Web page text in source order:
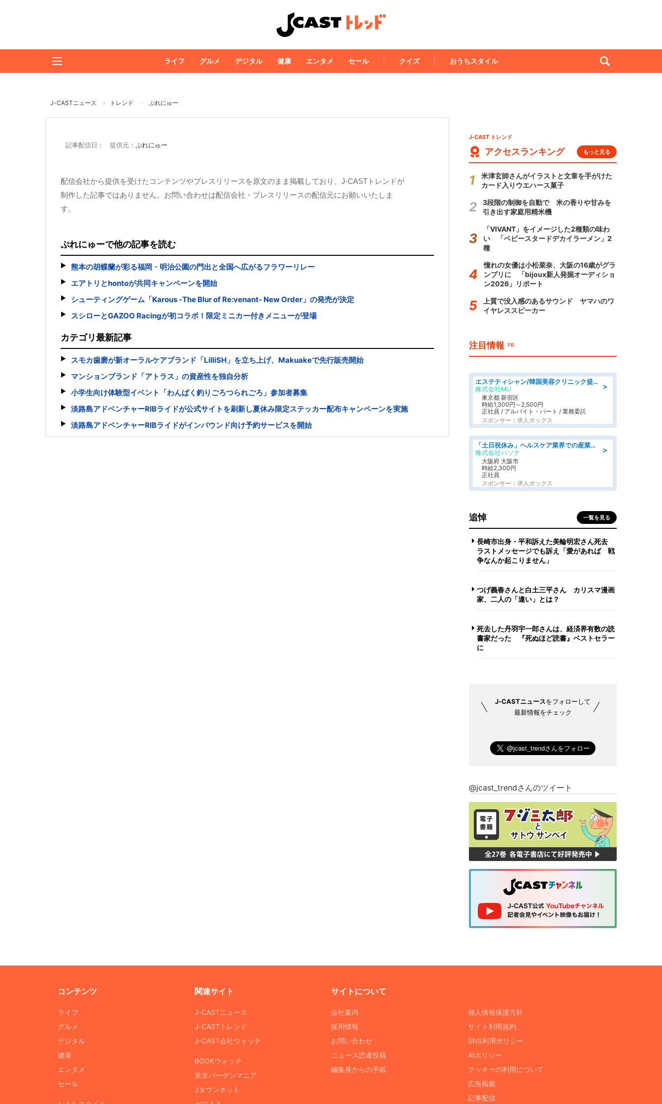
ライフ グルメ デジタル 健康 エンタメ セール クイズ おうちスタイル
J-CASTニュース トレンド ぷれにゅー
記事配信日： 提供元： ぷれにゅー
配信会社から提供を受けたコンテンツやプレスリリースを原文のまま掲載しており、J-CASTトレンドが
制作した記事ではありません。お問い合わせは配信会社・プレスリリースの配信元にお願いいたしま
す。
ぷれにゅーで他の記事を読む
熊本の胡蝶蘭が彩る福岡・明治公園の門出と全国へ広がるフラワーリレー
エアトリとhontoが共同キャンペーンを開始
シューティングゲーム「Karous -The Blur of Re:venant- New Order」の発売が決定
スシローとGAZOO Racingが初コラボ！限定ミニカー付きメニューが登場
カテゴリ最新記事
スモカ歯磨が新オーラルケアブランド「LilliSH」を立ち上げ、Makuakeで先行販売開始
マンションブランド「アトラス」の資産性を独自分析
小学生向け体験型イベント「わんぱく釣りごろつられごろ」参加者募集
淡路島アドベンチャーRIBライドが公式サイトを刷新し夏休み限定ステッカー配布キャンペーンを実施
淡路島アドベンチャーRIBライドがインバウンド向け予約サービスを開始
J-CAST トレンド
アクセスランキング もっと見る
米津玄師さんがイラストと文章を手がけた
カード入りウエハース菓子
3段階の制御を自動で 米の香りや甘みを
引き出す家庭用精米機
「VIVANT」をイメージした2種類の味わ
い 「ベビースタードデカイラーメン」2
種
憧れの女優は小松菜奈、大阪の16歳がグラ
ンプリに 「bijoux新人発掘オーディショ
ン2026」リポート
上質で没入感のあるサウンド ヤマハのワ
イヤレススピーカー
注目情報 PR
＞
エステティシャン/韓国美容クリニック提携サロン
株式会社MU
東京都 新宿区
時給1,300円～2,500円
正社員 / アルバイト・パート / 業務委託
スポンサー：求人ボックス
＞
「土日祝休み」ヘルスケア業界での産業保健師業務/看護師/高時給/要資格:正看護師
株式会社パソナ
大阪府 大阪市
時給2,300円
正社員
スポンサー：求人ボックス
追悼 一覧を見る
長崎市出身・平和訴えた美輪明宏さん死去
ラストメッセージでも訴え「愛があれば 戦
争なんか起こりません」
つげ義春さんと白土三平さん カリスマ漫画
家、二人の「違い」とは？
死去した丹羽宇一郎さんは、経済界有数の読
書家だった 『死ぬほど読書』ベストセラー
に
J-CASTニュースをフォローして
最新情報をチェック
@jcast_trendさんのツイート
コンテンツ
ライフ
グルメ
デジタル
健康
エンタメ
セール
関連サイト
J-CASTニュース
J-CASTトレンド
J-CAST会社ウォッチ
BOOKウォッチ
東京バーゲンマニア
Jタウンネット
サイトについて
会社案内
採用情報
お問い合わせ
ニュース読者投稿
編集長からの手紙
個人情報保護方針
サイト利用規約
SNS利用ポリシー
AIポリシー
クッキーの利用について
広告掲載
記事配信